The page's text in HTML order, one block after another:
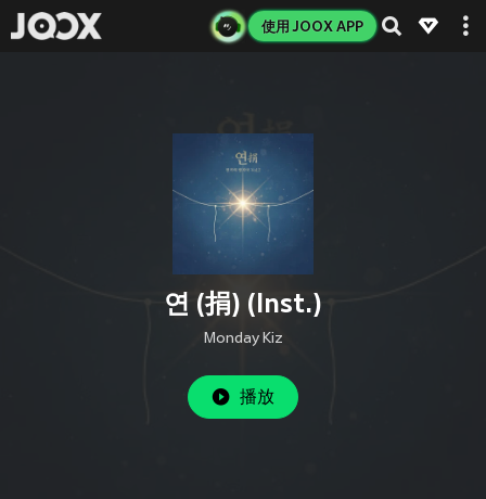
使用 JOOX APP
연 (捐) (Inst.)
Monday Kiz
播放